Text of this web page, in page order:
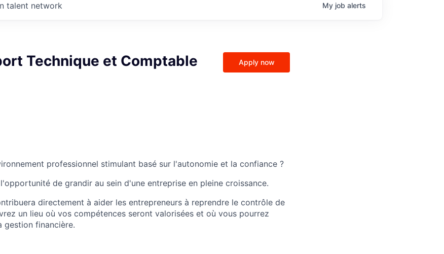
talent network My job alerts
Technique et Comptable
Apply now
professionnel stimulant basé sur l'autonomie et la confiance ?
de grandir au sein d'une entreprise en pleine croissance.
directement à aider les entrepreneurs à reprendre le contrôle de
un lieu où vos compétences seront valorisées et où vous pourrez
gestion financière.